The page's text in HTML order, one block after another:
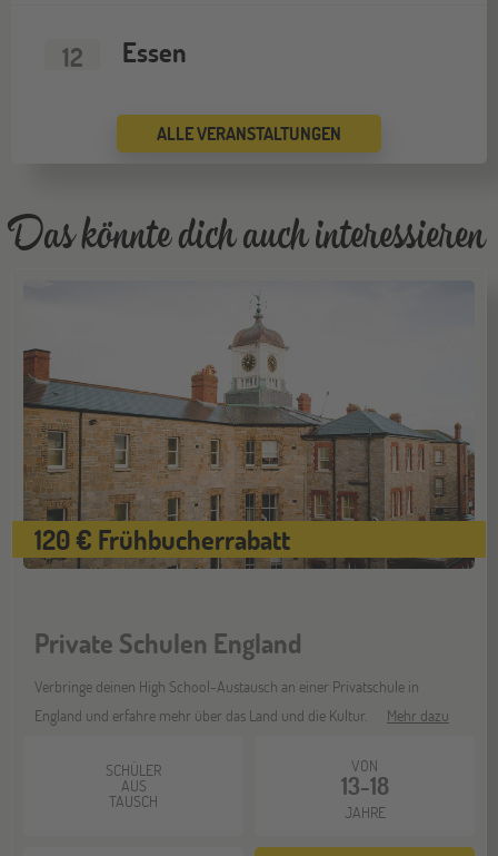
12 Essen
Jugendbildungsmesse JuBi
19
SEP
Bremen
Jugendbildungsmesse JuBi
26
SEP
Düsseldorf
Jugendbildungsmesse JuBi
26
SEP
Mannheim
Jugendbildungsmesse JuBi
ONLINE
Schüleraustausch-Infoabend (Nordamerika)
ALLE VERANSTALTUNGEN
Das könnte dich auch interessieren
120 € Frühbucherrabatt
Private Schulen England
Verbringe deinen High School-Austausch an einer Privatschule in
England und erfahre mehr über das Land und die Kultur.
Mehr dazu
SCHÜLER
AUS
TAUSCH
VON
13-18
JAHRE